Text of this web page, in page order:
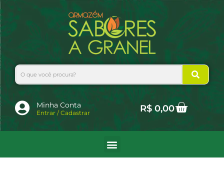
para
o
conteúdo
Search
Minha Conta
Entrar / Cadastrar R$0,00Cart